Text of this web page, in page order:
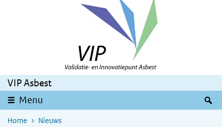
Overslaan en naar de inhoud gaan
Direct naar de hoofdnavigatie
VIP Asbest
Menu
Home
Nieuws